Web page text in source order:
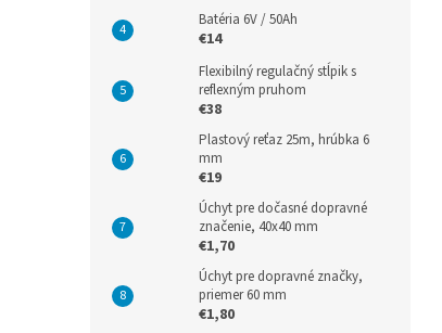
Batéria 6V / 50Ah
€14
Flexibilný regulačný stĺpik s
reflexným pruhom
€38
Plastový reťaz 25m, hrúbka 6
mm
€19
Úchyt pre dočasné dopravné
značenie, 40x40 mm
€1,70
Úchyt pre dopravné značky,
priemer 60 mm
€1,80